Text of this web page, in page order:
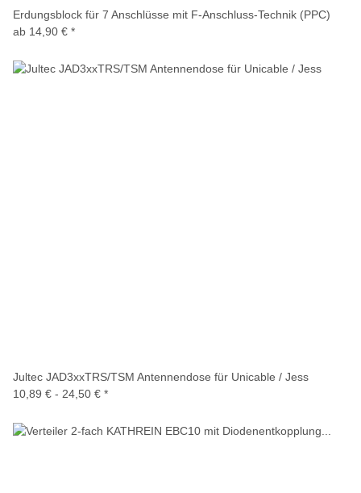
Erdungsblock für 7 Anschlüsse mit F-Anschluss-Technik (PPC)
ab 14,90 € *
Jultec JAD3xxTRS/TSM Antennendose für Unicable / Jess
10,89 € - 24,50 € *